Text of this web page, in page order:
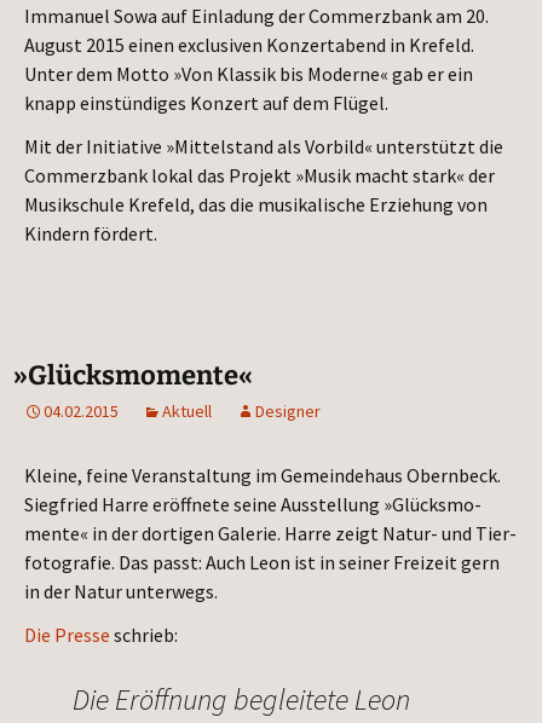
Imma­nu­el Sowa auf Ein­la­dung der Com­merz­bank am 20.
August 2015 einen exclu­si­ven Kon­zert­abend in Kre­feld.
Unter dem Mot­to »Von Klas­sik bis Moder­ne« gab er ein
knapp ein­stün­di­ges Kon­zert auf dem Flügel.
Mit der Initia­ti­ve »Mit­tel­stand als Vor­bild« unter­stützt die
Com­merz­bank lokal das Pro­jekt »Musik macht stark« der
Musik­schu­le Kre­feld, das die musi­ka­li­sche Erzie­hung von
Kin­dern fördert.
»Glücksmomente«
04.02.2015 Aktuell Designer
Klei­ne, fei­ne Ver­an­stal­tung im Gemein­de­haus Obern­beck.
Sieg­fried Har­re eröff­ne­te sei­ne Aus­stel­lung »Glücks­mo­
men­te« in der dor­ti­gen Gale­rie. Har­re zeigt Natur- und Tier­
fo­to­gra­fie. Das passt: Auch Leon ist in sei­ner Frei­zeit gern
in der Natur unterwegs.
Die Pres­se schrieb:
Die Eröff­nung beglei­te­te Leon